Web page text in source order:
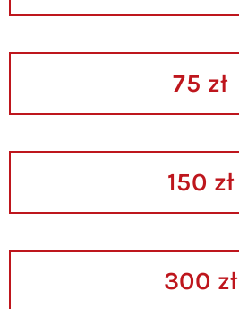
75 zł
150 zł
300 zł